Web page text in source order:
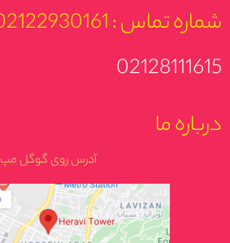
شماره تماس : 02122930161
02128111615
درباره ما
آدرس روی گوگل مپ